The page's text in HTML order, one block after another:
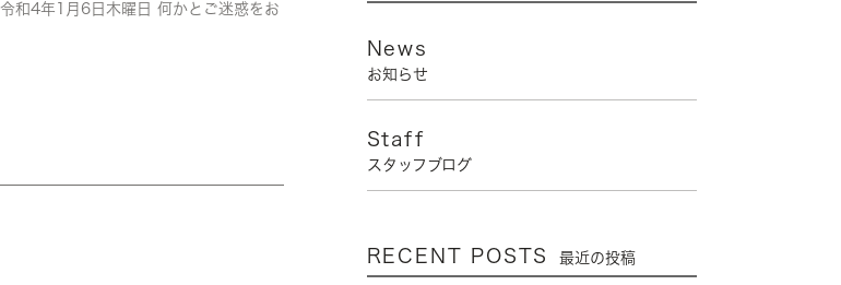
曜日 何かとご迷惑をお
News
お知らせ
Staff
スタッフブログ
RECENT POSTS 最近の投稿